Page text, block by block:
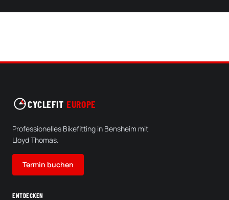
CYCLEFIT EUROPE
Professionelles Bikefitting in Bensheim mit
Lloyd Thomas.
Termin buchen
ENTDECKEN